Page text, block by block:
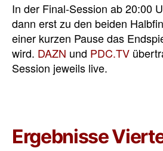
In der Final-Session ab 20:00
dann erst zu den beiden
einer kurzen Pause das
wird. DAZN und PDC.TV
Session jeweils live.
Ergebnisse